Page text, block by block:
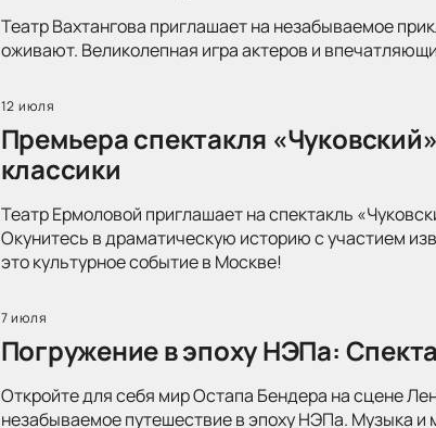
Театр Вахтангова приглашает на незабываемое
оживают. Великолепная игра актеров и
12 июля
Премьера спектакля
классики
Театр Ермоловой приглашает на спектакль
Окунитесь в драматическую историю с участием
это культурное событие в Москве!
7 июля
Погружение в эпоху НЭПа:
Откройте для себя мир Остапа Бендера на сцене
незабываемое путешествие в эпоху НЭПа. Музыка и